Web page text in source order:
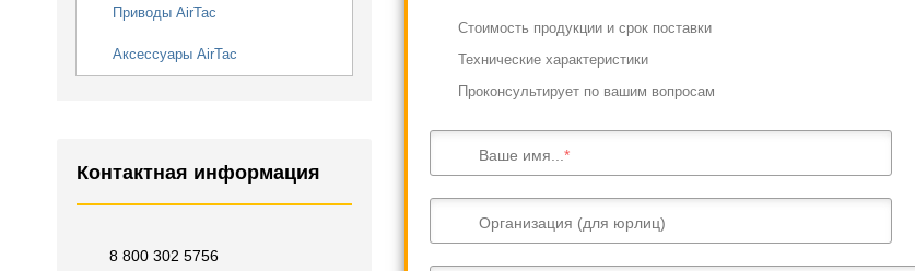
Приводы AirTac
Аксессуары AirTac
Контактная информация
8 800 302 5756
Cтоимость продукции и срок поставки
Технические характеристики
Проконсультирует по вашим вопросам
Ваше имя...
Организация (для юрлиц)